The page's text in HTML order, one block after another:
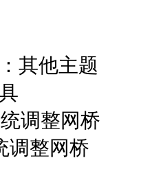
其他主题
调整网桥
调整网桥